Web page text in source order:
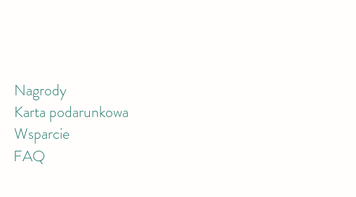
Nagrody
Karta podarunkowa
Wsparcie
FAQ